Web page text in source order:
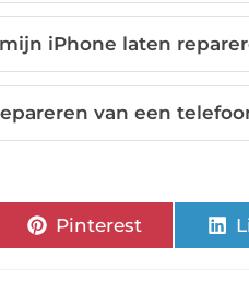
iPhone laten
van een
Pinterest